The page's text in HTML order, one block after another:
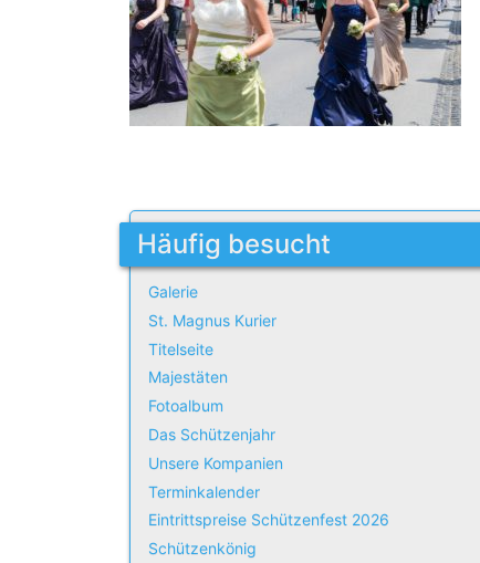
Häufig besucht
Galerie
St. Magnus Kurier
Titelseite
Majestäten
Fotoalbum
Das Schützenjahr
Unsere Kompanien
Terminkalender
Eintrittspreise Schützenfest 2026
Schützenkönig